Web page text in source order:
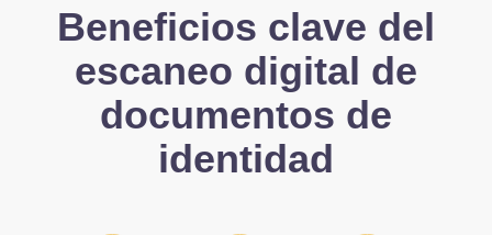
Beneficios clave del
escaneo digital de
documentos de
identidad